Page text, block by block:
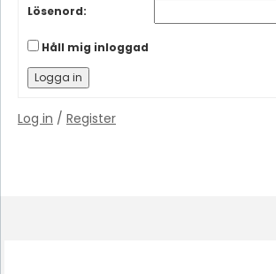
Lösenord:
Håll mig inloggad
Logga in
Log in / Register